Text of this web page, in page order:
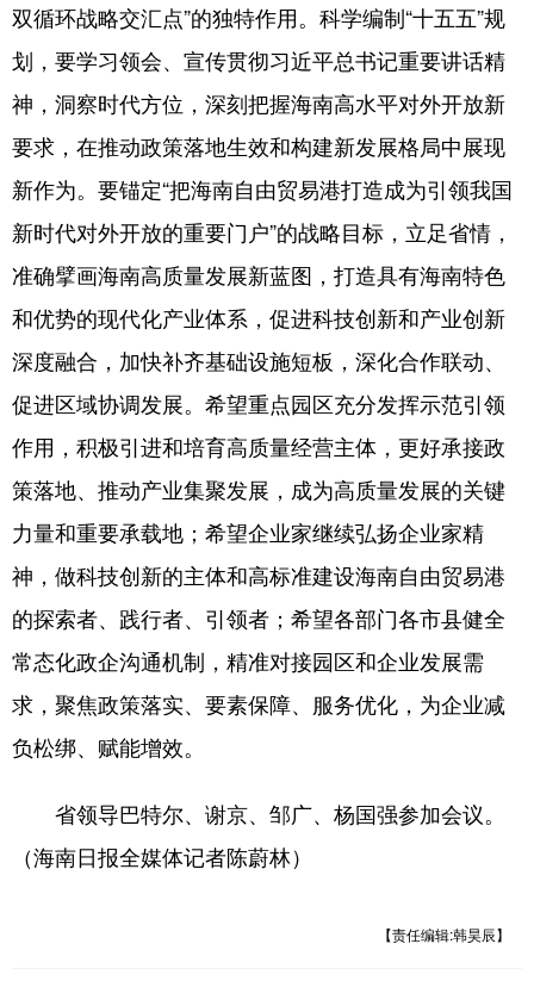
双循环战略交汇点”的独特作用。科学编制“十五五”规
划，要学习领会、宣传贯彻习近平总书记重要讲话精
神，洞察时代方位，深刻把握海南高水平对外开放新
要求，在推动政策落地生效和构建新发展格局中展现
新作为。要锚定“把海南自由贸易港打造成为引领我国
新时代对外开放的重要门户”的战略目标，立足省情，
准确擘画海南高质量发展新蓝图，打造具有海南特色
和优势的现代化产业体系，促进科技创新和产业创新
深度融合，加快补齐基础设施短板，深化合作联动、
促进区域协调发展。希望重点园区充分发挥示范引领
作用，积极引进和培育高质量经营主体，更好承接政
策落地、推动产业集聚发展，成为高质量发展的关键
力量和重要承载地；希望企业家继续弘扬企业家精
神，做科技创新的主体和高标准建设海南自由贸易港
的探索者、践行者、引领者；希望各部门各市县健全
常态化政企沟通机制，精准对接园区和企业发展需
求，聚焦政策落实、要素保障、服务优化，为企业减
负松绑、赋能增效。
省领导巴特尔、谢京、邹广、杨国强参加会议。
（海南日报全媒体记者陈蔚林）
【责任编辑:韩昊辰】